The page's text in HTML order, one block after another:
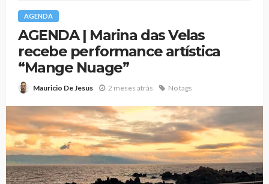
AGENDA
AGENDA | Marina das Velas
recebe performance artística
“Mange Nuage”
Mauricio De Jesus 2 meses atrás No tags